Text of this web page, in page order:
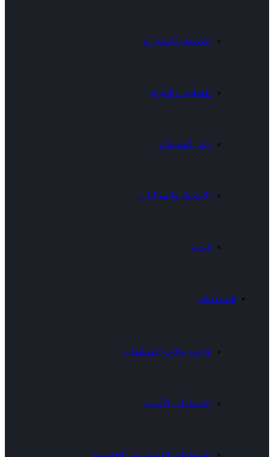
الخطط والمشاريع
القوانين واللوائح
دليل الخدمات
الانشطة والفعاليات
فيديو
المنظمات
قاعدة بيانات المنظمات
المنظمات الأممية
المنظمات الدولية غير الحكومية